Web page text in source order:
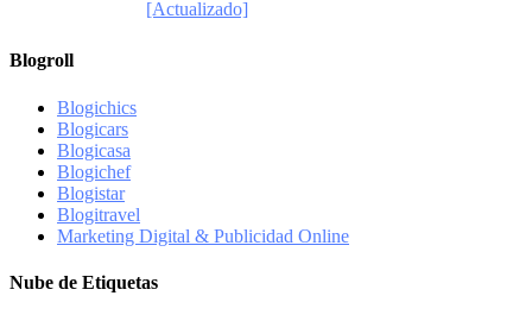
[Actualizado]
Blogroll
Blogichics
Blogicars
Blogicasa
Blogichef
Blogistar
Blogitravel
Marketing Digital & Publicidad Online
Nube de Etiquetas